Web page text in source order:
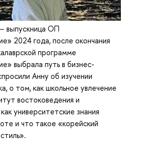
выпускница ОП
2024 года, после окончания
программе
выбрала путь в бизнес-
Анну об изучении
о том, как школьное увлечение
востоковедения и
университетские знания
и что такое «корейский